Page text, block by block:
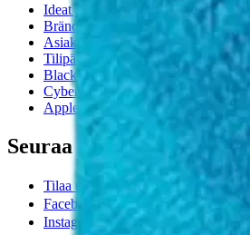
Ideat ja inspiraatio
Brändit
Asiakasomistajapäivät
Tilipäivä
Black Friday
Cyber Monday
Apple-uutuudet
Seuraa Prismaa
Tilaa uutiskirje , Avautuu uuteen
Facebook
, Avautuu uuteen
Instagram
, Avautuu uuteen